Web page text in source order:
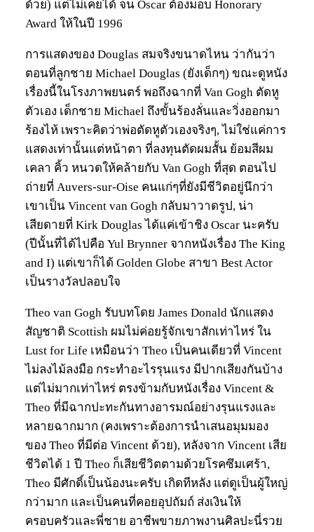
ด้วย) แต่ไม่เคยได้ จน Oscar ต้องมอบ Honorary
Award ให้ในปี 1996
การแสดงของ Douglas สมจริงขนาดไหน ว่ากันว่า
ตอนที่ลูกชาย Michael Douglas (ยังเด็กๆ) ขณะดูหนัง
เรื่องนี้ในโรงภาพยนตร์ พอถึงฉากที่ Van Gogh ตัดหู
ตัวเอง เด็กชาย Michael ถึงขั้นร้องลั่นและวิ่งออกมา
ร้องไห้ เพราะคิดว่าพ่อตัดหูตัวเองจริงๆ, ไม่ใช่แค่การ
แสดงเท่านั้นแต่หน้าตา ที่ลงทุนตัดผมสั้น ย้อมสีผม
เคลา คิ้ว หนวดให้คล้ายกับ Van Gogh ที่สุด ตอนไป
ถ่ายที่ Auvers-sur-Oise คนแก่ๆที่ยังมีชีวิตอยู่นึกว่า
เขาเป็น Vincent van Gogh กลับมาวาดรูป, น่า
เสียดายที่ Kirk Douglas ได้แค่เข้าชิง Oscar นะครับ
(ปีนั้นที่ได้ไปคือ Yul Brynner จากหนังเรื่อง The King
and I) แต่เขาก็ได้ Golden Globe สาขา Best Actor
เป็นรางวัลปลอบใจ
Theo van Gogh รับบทโดย James Donald นักแสดง
สัญชาติ Scottish ผมไม่ค่อยรู้จักเขาสักเท่าไหร่ ใน
Lust for Life เหมือนว่า Theo เป็นคนเดียวที่ Vincent
ไม่ลงไม้ลงมือ กระทำอะไรรุนแรง มีปากเสียงกันบ้าง
แต่ไม่มากเท่าไหร่ ตรงข้ามกับหนังเรื่อง Vincent &
Theo ที่มีฉากปะทะกันทางอารมณ์อย่างรุนแรงและ
หลายฉากมาก (คงเพราะต้องการนำเสนอมุมมอง
ของ Theo ที่มีต่อ Vincent ด้วย), หลังจาก Vincent เสีย
ชีวิตได้ 1 ปี Theo ก็เสียชีวิตตามด้วยโรคซึมเศร้า,
Theo มีศักดิ์เป็นน้องนะครับ เกิดทีหลัง แต่ดูเป็นผู้ใหญ่
กว่ามาก และเป็นคนที่คอยอุปถัมถ์ ส่งเงินให้
ครอบครัวและพี่ชาย อาชีพขายภาพงานศิลปะนี่รวย